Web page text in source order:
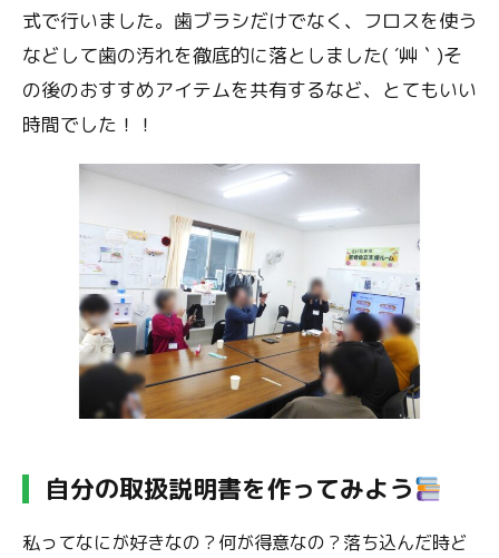
式で行いました。歯ブラシだけでなく、フロスを使う
などして歯の汚れを徹底的に落としました( ´艸｀)そ
の後のおすすめアイテムを共有するなど、とてもいい
時間でした！！
自分の取扱説明書を作ってみよう
私ってなにが好きなの？何が得意なの？落ち込んだ時ど